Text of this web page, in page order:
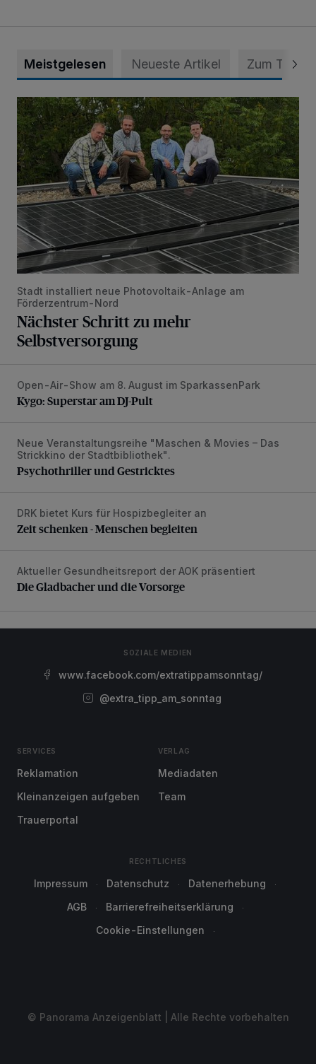
Meistgelesen Neueste Artikel Zum Thema
Nächster Schritt zu mehr Selbstversorgung
Stadt installiert neue Photovoltaik-Anlage am
Förderzentrum-Nord
Nächster Schritt zu mehr
Selbstversorgung
Kygo: Superstar am DJ-Pult
Open-Air-Show am 8. August im SparkassenPark
Kygo: Superstar am DJ-Pult
Psychothriller und Gestricktes
Neue Veranstaltungsreihe "Maschen & Movies – Das
Strickkino der Stadtbibliothek".
Psychothriller und Gestricktes
Zeit schenken - Menschen begleiten
DRK bietet Kurs für Hospizbegleiter an
Zeit schenken - Menschen begleiten
Die Gladbacher und die Vorsorge
Aktueller Gesundheitsreport der AOK präsentiert
Die Gladbacher und die Vorsorge
SOZIALE MEDIEN
www.facebook.com/extratippamsonntag/
@extra_tipp_am_sonntag
SERVICES
Reklamation
Kleinanzeigen aufgeben
Trauerportal
VERLAG
Mediadaten
Team
RECHTLICHES
Impressum Datenschutz
Datenerhebung
AGB
Barrierefreiheitserklärung
Cookie-Einstellungen
© Panorama Anzeigenblatt | Alle Rechte vorbehalten